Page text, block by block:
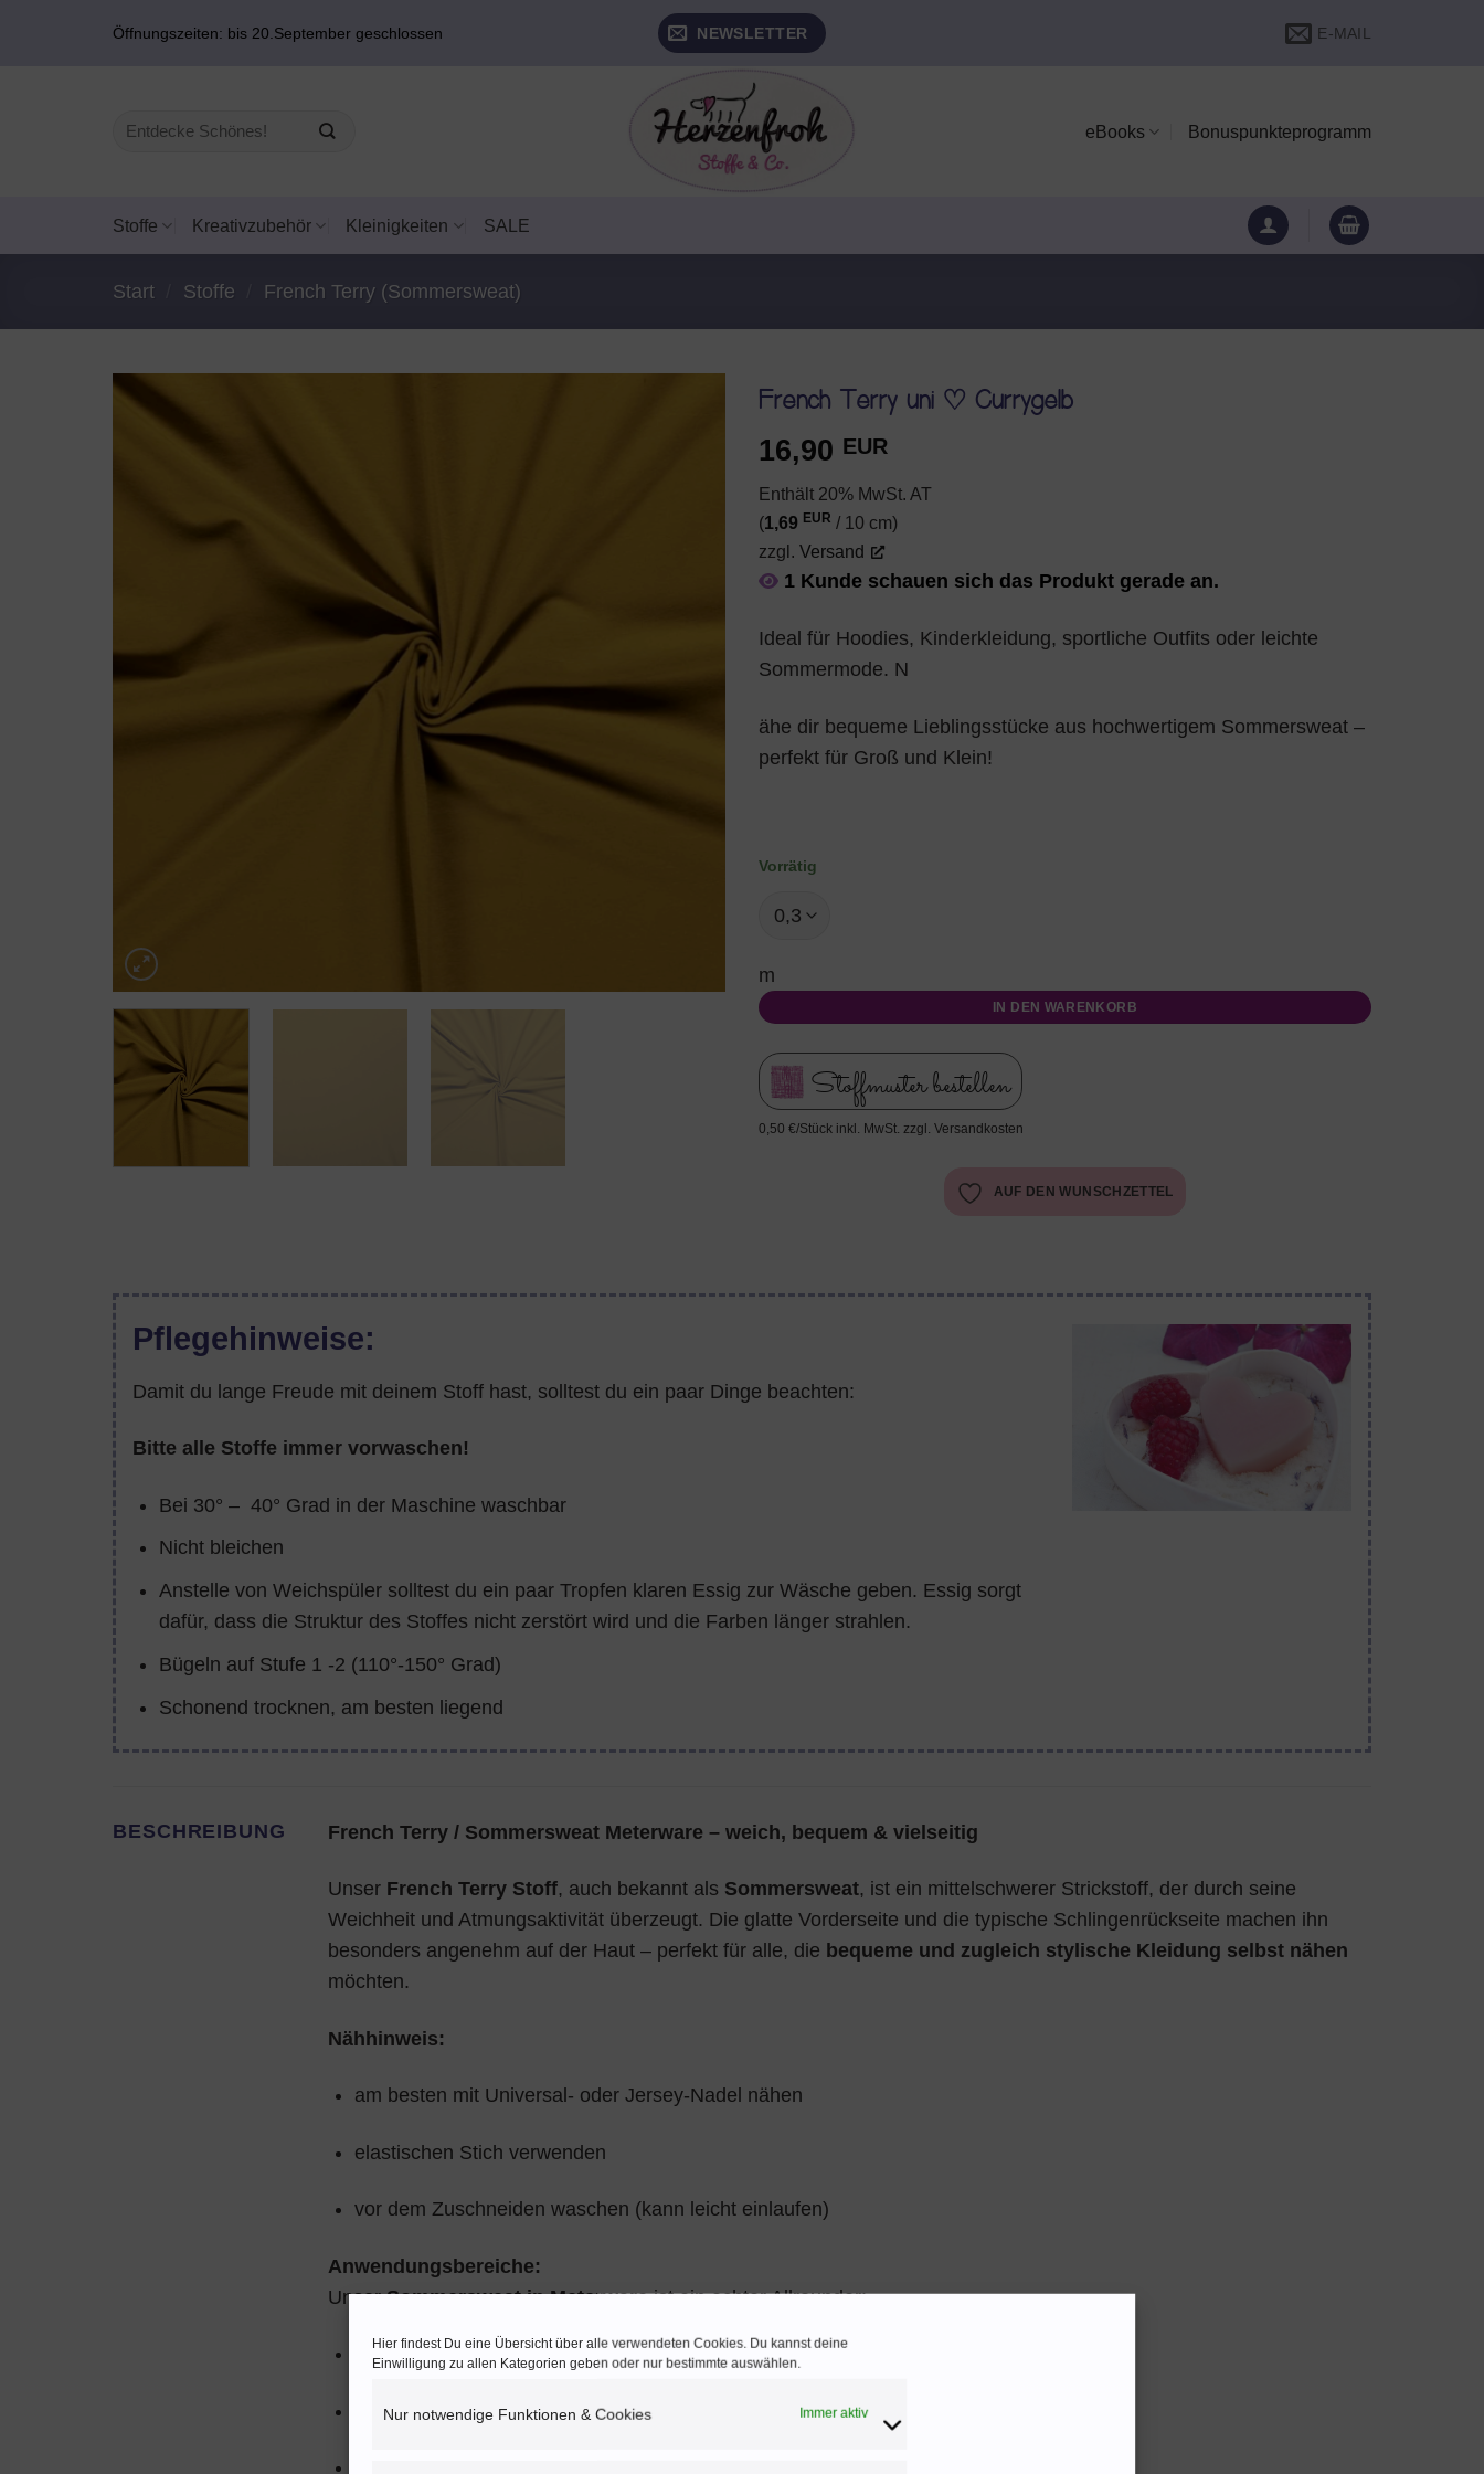
Hier findest Du eine Übersicht über alle verwendeten Cookies. Du kannst deine
Einwilligung zu allen Kategorien geben oder nur bestimmte auswählen.
Nur notwendige Funktionen & Cookies Immer aktiv
Öffnungszeiten: bis 20.September geschlossen NEWSLETTER E-MAIL
Suchen
eBooks Bonuspunkteprogramm
Stoffe Kreativzubehör Kleinigkeiten SALE
Start Stoffe French Terry (Sommersweat)
French Terry uni ♡ Currygelb
16,90 EUR
Enthält 20% MwSt. AT
(1,69 EUR / 10 cm)
zzgl. Versand
1 Kunde schauen sich das Produkt gerade an.
Ideal für Hoodies, Kinderkleidung, sportliche Outfits oder leichte
Sommermode. N
ähe dir bequeme Lieblingsstücke aus hochwertigem Sommersweat –
perfekt für Groß und Klein!
Vorrätig
m
IN DEN WARENKORB
Stoffmuster bestellen
0,50 €/Stück inkl. MwSt. zzgl. Versandkosten
AUF DEN WUNSCHZETTEL
Pflegehinweise:
Damit du lange Freude mit deinem Stoff hast, solltest du ein paar Dinge beachten:
Bitte alle Stoffe immer vorwaschen!
Bei 30° – 40° Grad in der Maschine waschbar
Nicht bleichen
Anstelle von Weichspüler solltest du ein paar Tropfen klaren Essig zur Wäsche geben. Essig sorgt
dafür, dass die Struktur des Stoffes nicht zerstört wird und die Farben länger strahlen.
Bügeln auf Stufe 1 -2 (110°-150° Grad)
Schonend trocknen, am besten liegend
BESCHREIBUNG French Terry / Sommersweat Meterware – weich, bequem & vielseitig
Unser French Terry Stoff, auch bekannt als Sommersweat, ist ein mittelschwerer Strickstoff, der durch seine
Weichheit und Atmungsaktivität überzeugt. Die glatte Vorderseite und die typische Schlingenrückseite machen ihn
besonders angenehm auf der Haut – perfekt für alle, die bequeme und zugleich stylische Kleidung selbst nähen
möchten.
Nähhinweis:
am besten mit Universal- oder Jersey-Nadel nähen
elastischen Stich verwenden
vor dem Zuschneiden waschen (kann leicht einlaufen)
Anwendungsbereiche:
UnserSommersweat in Meterwareist ein echter Allrounder:
Hoodies, Sweatshirts, Jogginghosen
sportliche Outfits (z. B. Yoga, Freizeit)